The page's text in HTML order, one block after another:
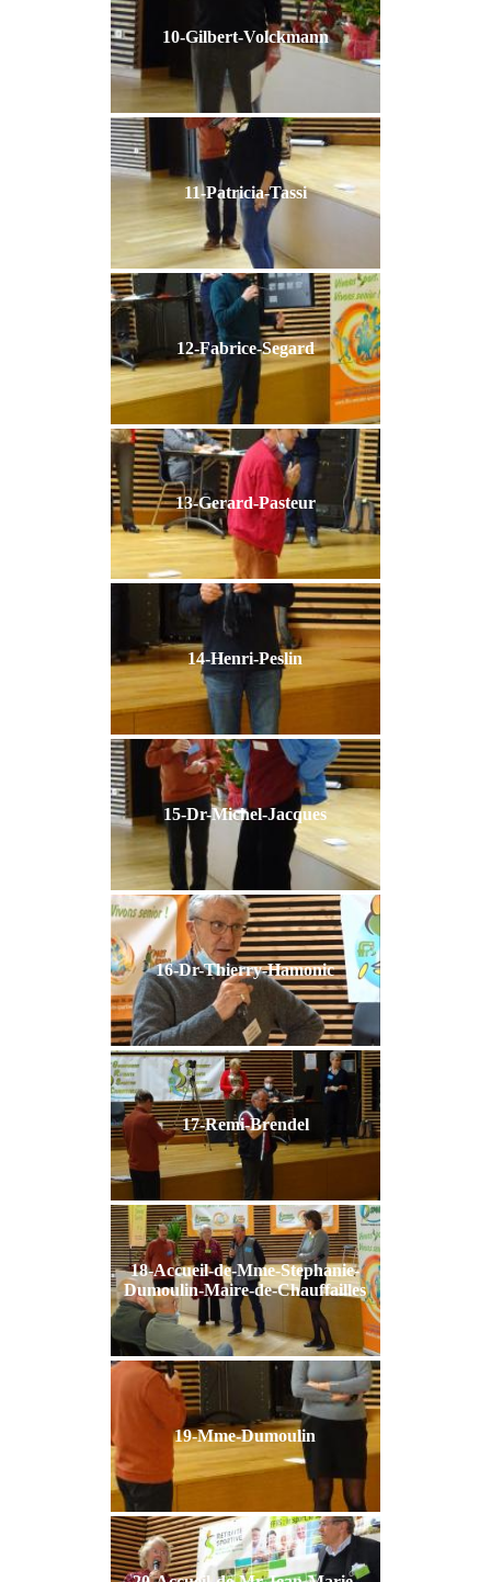
10-Gilbert-Volckmann
11-Patricia-Tassi
12-Fabrice-Segard
13-Gerard-Pasteur
14-Henri-Peslin
15-Dr-Michel-Jacques
16-Dr-Thierry-Hamonic
17-Remi-Brendel
18-Accueil-de-Mme-Stephanie-
Dumoulin-Maire-de-Chauffailles
19-Mme-Dumoulin